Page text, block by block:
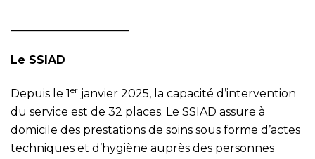
Le SSIAD
Depuis le 1er janvier 2025, la capacité d’intervention
du service est de 32 places. Le SSIAD assure à
domicile des prestations de soins sous forme d’actes
techniques et d’hygiène auprès des personnes